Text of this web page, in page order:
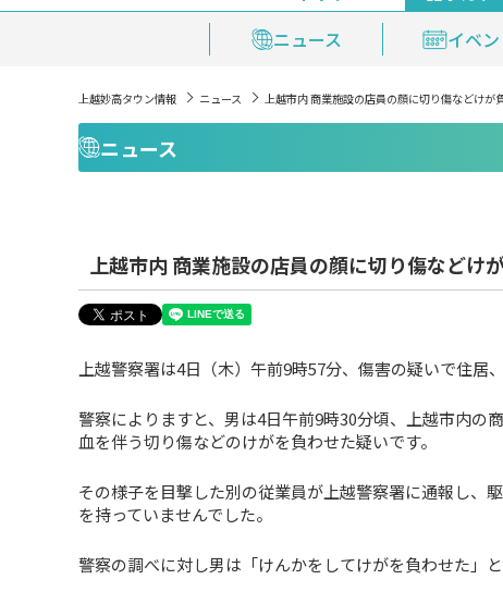
ニュース
イベン
おくやみ情報
上越妙高タウン情報 ニュース 上越市内 商業施設の店員の顔に切り傷などけ
ニュース
上越市内 商業施設の店員の顔に切り傷などけ
上越警察署は4日（木）午前9時57分、傷害の疑いで住居
警察によりますと、男は4日午前9時30分頃、上越市内の
血を伴う切り傷などのけがを負わせた疑いです。
その様子を目撃した別の従業員が上越警察署に通報し、
を持っていませんでした。
警察の調べに対し男は「けんかをしてけがを負わせた」